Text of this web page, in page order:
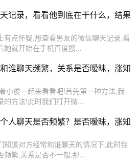
记录，看看他到底在干什么，结果
有点怀疑,想查看男友的微信聊天记录,看
她就开始在手机百度搜...
谁聊天频繁，关系是否暧昧，涨知
小俊一起来看看吧!首先第一种方法,我
的方法!此时我们打开微...
人聊天是否频繁？是否暧昧，涨知
知道对方经常和谁聊天的情况下,此时我
频繁,关系是否不一般,那...